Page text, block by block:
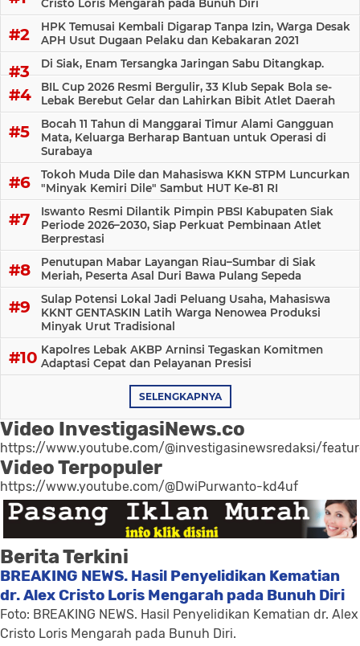
Cristo Loris Mengarah pada Bunuh Diri
HPK Temusai Kembali Digarap Tanpa Izin, Warga Desak
APH Usut Dugaan Pelaku dan Kebakaran 2021
Di Siak, Enam Tersangka Jaringan Sabu Ditangkap.
BIL Cup 2026 Resmi Bergulir, 33 Klub Sepak Bola se-
Lebak Berebut Gelar dan Lahirkan Bibit Atlet Daerah
Bocah 11 Tahun di Manggarai Timur Alami Gangguan
Mata, Keluarga Berharap Bantuan untuk Operasi di
Surabaya
Tokoh Muda Dile dan Mahasiswa KKN STPM Luncurkan
"Minyak Kemiri Dile" Sambut HUT Ke-81 RI
Iswanto Resmi Dilantik Pimpin PBSI Kabupaten Siak
Periode 2026–2030, Siap Perkuat Pembinaan Atlet
Berprestasi
Penutupan Mabar Layangan Riau–Sumbar di Siak
Meriah, Peserta Asal Duri Bawa Pulang Sepeda
Sulap Potensi Lokal Jadi Peluang Usaha, Mahasiswa
KKNT GENTASKIN Latih Warga Nenowea Produksi
Minyak Urut Tradisional
Kapolres Lebak AKBP Arninsi Tegaskan Komitmen
Adaptasi Cepat dan Pelayanan Presisi
SELENGKAPNYA
Video InvestigasiNews.co
https://www.youtube.com/@investigasinewsredaksi/
Video Terpopuler
https://www.youtube.com/@DwiPurwanto-kd4uf
Berita Terkini
BREAKING NEWS. Hasil Penyelidikan Kematian
dr. Alex Cristo Loris Mengarah pada Bunuh Diri
Foto: BREAKING NEWS. Hasil Penyelidikan Kematian dr. Alex
Cristo Loris Mengarah pada Bunuh Diri.